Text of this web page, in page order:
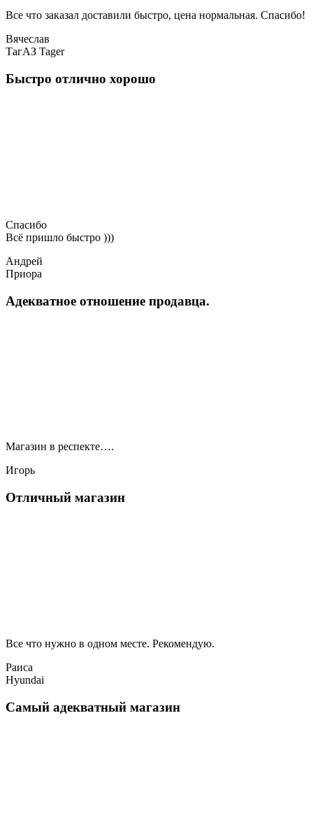
Все что заказал доставили быстро, цена нормальная. Спасибо!
Вячеслав
ТагАЗ Tager
Быстро отлично хорошо
Спасибо
Всё пришло быстро )))
Андрей
Приора
Адекватное отношение продавца.
Магазин в респекте….
Игорь
Отличный магазин
Все что нужно в одном месте. Рекомендую.
Раиса
Hyundai
Самый адекватный магазин